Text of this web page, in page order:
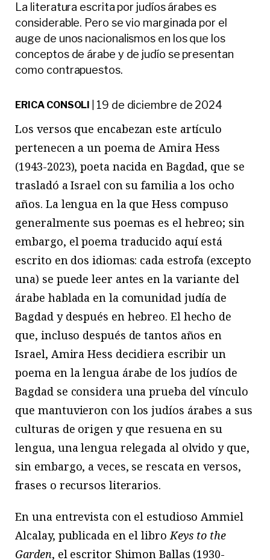
La literatura escrita por judíos árabes es
considerable. Pero se vio marginada por el
auge de unos nacionalismos en los que los
conceptos de árabe y de judío se presentan
como contrapuestos.
ERICA CONSOLI 19 de diciembre de 2024
Los versos que encabezan este artículo
pertenecen a un poema de Amira Hess
(1943-2023), poeta nacida en Bagdad, que se
trasladó a Israel con su familia a los ocho
años. La lengua en la que Hess compuso
generalmente sus poemas es el hebreo; sin
embargo, el poema traducido aquí está
escrito en dos idiomas: cada estrofa (excepto
una) se puede leer antes en la variante del
árabe hablada en la comunidad judía de
Bagdad y después en hebreo. El hecho de
que, incluso después de tantos años en
Israel, Amira Hess decidiera escribir un
poema en la lengua árabe de los judíos de
Bagdad se considera una prueba del vínculo
que mantuvieron con los judíos árabes a sus
culturas de origen y que resuena en su
lengua, una lengua relegada al olvido y que,
sin embargo, a veces, se rescata en versos,
frases o recursos literarios.
En una entrevista con el estudioso Ammiel
Alcalay, publicada en el libro Keys to the
Garden, el escritor Shimon Ballas (1930-